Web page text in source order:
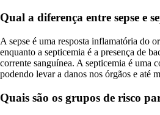
Qual a diferença entre sepse e
A sepse é uma resposta inflamatória do
enquanto a septicemia é a presença de
corrente sanguínea. A septicemia é uma
podendo levar a danos nos órgãos e até
Quais são os grupos de risco